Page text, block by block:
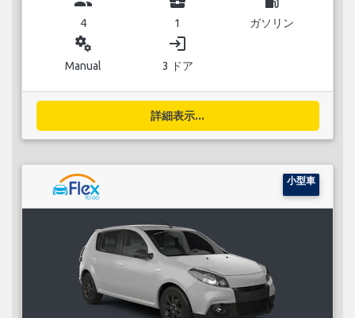
4 1 ガソリン
miscellaneous_services
Manual
login
3 ドア
詳細表示...
小型車